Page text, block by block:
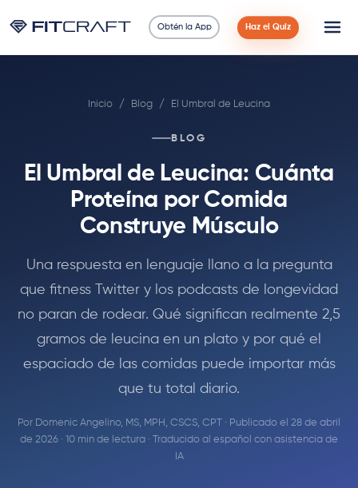
Obtén la App Haz el Quiz
Calculadoras
Inicio / Blog / El Umbral de Leucina
BLOG
El Umbral de Leucina: Cuánta
Proteína por Comida
Construye Músculo
Una respuesta en lenguaje llano a la pregunta
que fitness Twitter y los podcasts de longevidad
no paran de rodear. Qué significan realmente 2,5
gramos de leucina en un plato y por qué el
espaciado de las comidas puede importar más
que tu total diario.
Por Domenic Angelino, MS, MPH, CSCS, CPT · Publicado el 28 de abril
de 2026 · 10 min de lectura · Traducido al español con asistencia de
IA